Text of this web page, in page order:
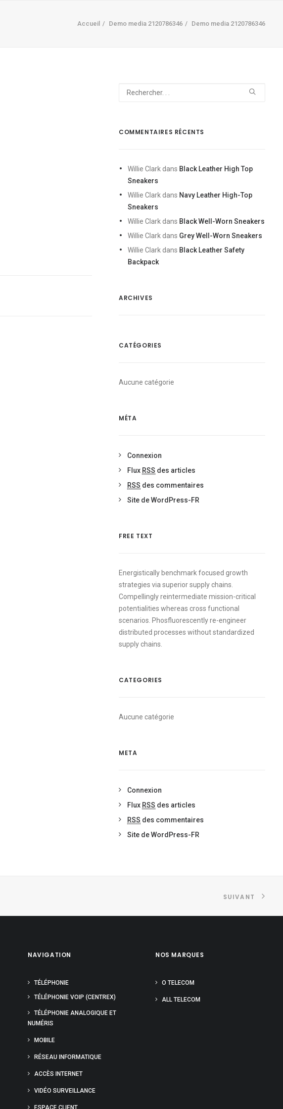
Accueil Demo media 2120786346 Demo media 2120786346
COMMENTAIRES RÉCENTS
Willie Clark dans Black Leather High Top
Sneakers
Willie Clark dans Navy Leather High-Top
Sneakers
Willie Clark dans Black Well-Worn Sneakers
Willie Clark dans Grey Well-Worn Sneakers
Willie Clark dans Black Leather Safety
Backpack
ARCHIVES
CATÉGORIES
Aucune catégorie
MÉTA
Connexion
Flux RSS des articles
RSS des commentaires
Site de WordPress-FR
FREE TEXT
Energistically benchmark focused growth
strategies via superior supply chains.
Compellingly reintermediate mission-critical
potentialities whereas cross functional
scenarios. Phosfluorescently re-engineer
distributed processes without standardized
supply chains.
CATEGORIES
Aucune catégorie
META
Connexion
Flux RSS des articles
RSS des commentaires
Site de WordPress-FR
SUIVANT
NAVIGATION
TÉLÉPHONIE
TÉLÉPHONIE VOIP (CENTREX)
TÉLÉPHONIE ANALOGIQUE ET
NUMÉRIS
MOBILE
RÉSEAU INFORMATIQUE
ACCÈS INTERNET
VIDÉO SURVEILLANCE
ESPACE CLIENT
NOS MARQUES
O TELECOM
ALL TELECOM